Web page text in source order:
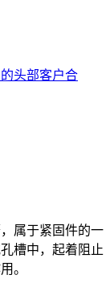
头部客户合
属于紧固件的一
槽中，起着阻止
。